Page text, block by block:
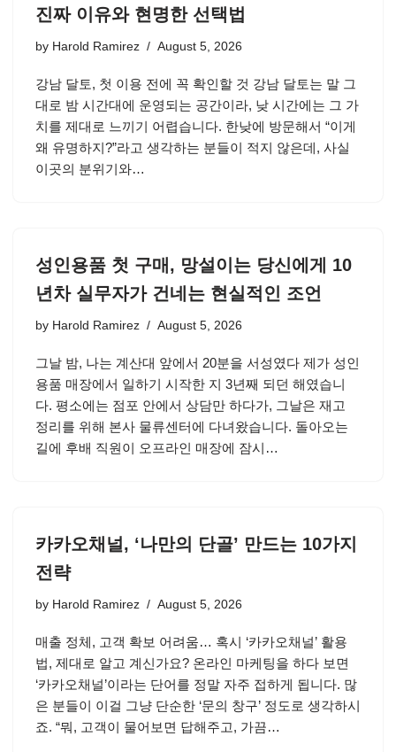
진짜 이유와 현명한 선택법
by Harold Ramirez August 5, 2026
강남 달토, 첫 이용 전에 꼭 확인할 것 강남 달토는 말 그
대로 밤 시간대에 운영되는 공간이라, 낮 시간에는 그 가
치를 제대로 느끼기 어렵습니다. 한낮에 방문해서 “이게
왜 유명하지?”라고 생각하는 분들이 적지 않은데, 사실
이곳의 분위기와…
성인용품 첫 구매, 망설이는 당신에게 10
년차 실무자가 건네는 현실적인 조언
by Harold Ramirez August 5, 2026
그날 밤, 나는 계산대 앞에서 20분을 서성였다 제가 성인
용품 매장에서 일하기 시작한 지 3년째 되던 해였습니
다. 평소에는 점포 안에서 상담만 하다가, 그날은 재고
정리를 위해 본사 물류센터에 다녀왔습니다. 돌아오는
길에 후배 직원이 오프라인 매장에 잠시…
카카오채널, ‘나만의 단골’ 만드는 10가지
전략
by Harold Ramirez August 5, 2026
매출 정체, 고객 확보 어려움… 혹시 ‘카카오채널’ 활용
법, 제대로 알고 계신가요? 온라인 마케팅을 하다 보면
‘카카오채널’이라는 단어를 정말 자주 접하게 됩니다. 많
은 분들이 이걸 그냥 단순한 ‘문의 창구’ 정도로 생각하시
죠. “뭐, 고객이 물어보면 답해주고, 가끔…